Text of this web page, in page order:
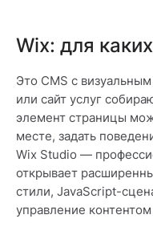
Wix: для
Это CMS с
или сайт услуг
элемент страницы
месте, задать
Wix Studio —
открывает
стили, JavaScript-
управление